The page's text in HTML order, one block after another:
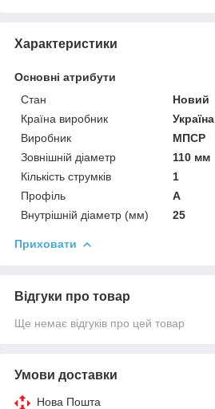
Характеристики
Основні атрибути
Стан
Новий
Країна виробник
Україна
Виробник
МПСР
Зовнішній діаметр
110 мм
Кількість струмків
1
Профіль
А
Внутрішній діаметр (мм)
25
Приховати
Відгуки про товар
Ще немає відгуків про цей товар
Умови доставки
Нова Пошта